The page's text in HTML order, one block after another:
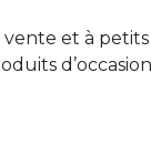
vente et à